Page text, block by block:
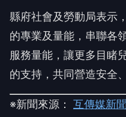
縣府社會及勞動局表示
的專業及量能，串聯各
服務量能，讓更多目睹
的支持，共同營造安全
※新聞來源： 互傳媒新